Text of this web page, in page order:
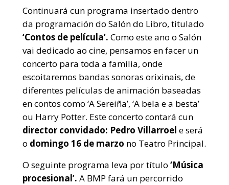
Continuará cun programa insertado dentro
da programación do Salón do Libro, titulado
‘Contos de película’. Como este ano o Salón
vai dedicado ao cine, pensamos en facer un
concerto para toda a familia, onde
escoitaremos bandas sonoras orixinais, de
diferentes películas de animación baseadas
en contos como ‘A Sereiña’, ‘A bela e a besta’
ou Harry Potter. Este concerto contará cun
director convidado: Pedro Villarroel e será
o domingo 16 de marzo no Teatro Principal.
O seguinte programa leva por título ‘Música
procesional’. A BMP fará un percorrido